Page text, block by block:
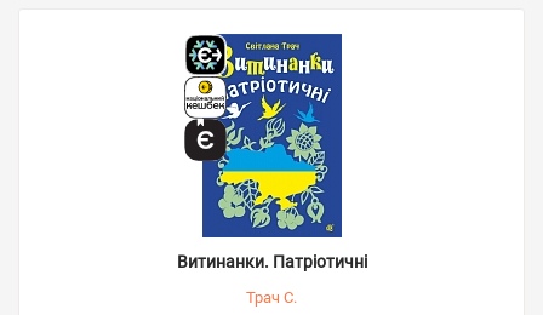
Витинанки. Патріотичні
Трач С.